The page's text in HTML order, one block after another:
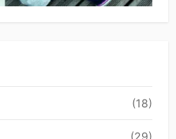
(18)
(29)